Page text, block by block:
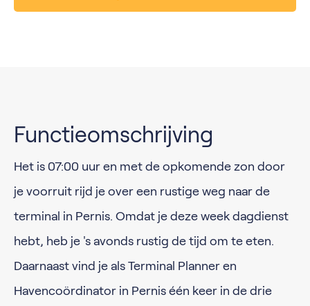
Functieomschrijving
Het is 07:00 uur en met de opkomende zon door
je voorruit rijd je over een rustige weg naar de
terminal in Pernis. Omdat je deze week dagdienst
hebt, heb je 's avonds rustig de tijd om te eten.
Daarnaast vind je als Terminal Planner en
Havencoördinator in Pernis één keer in de drie